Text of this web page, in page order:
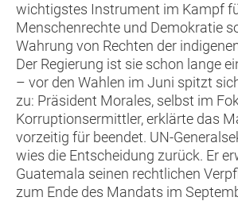
wichtigstes Instrument im Kampf
Menschenrechte und Demokratie
Wahrung von Rechten der
Der Regierung ist sie schon lange
– vor den Wahlen im Juni spitzt
zu: Präsident Morales, selbst im
Korruptionsermittler, erklärte das
vorzeitig für beendet. UN-
wies die Entscheidung zurück. Er
Guatemala seinen rechtlichen
zum Ende des Mandats im